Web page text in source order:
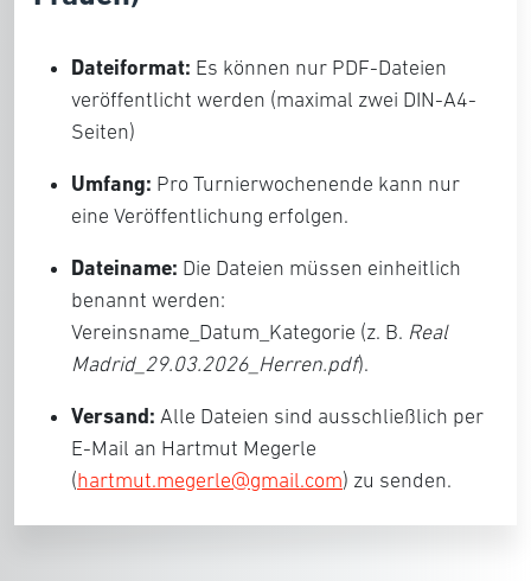
Dateiformat: Es können nur PDF-Dateien
veröffentlicht werden (maximal zwei DIN-A4-
Seiten)
Umfang: Pro Turnierwochenende kann nur
eine Veröffentlichung erfolgen.
Dateiname: Die Dateien müssen einheitlich
benannt werden:
Vereinsname_Datum_Kategorie (z. B. Real
Madrid_29.03.2026_Herren.pdf).
Versand: Alle Dateien sind ausschließlich per
E-Mail an Hartmut Megerle
(hartmut.megerle@gmail.com) zu senden.